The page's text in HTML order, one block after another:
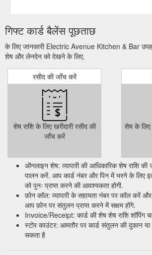
गिफ्ट कार्ड बैलेंस पूछताछ
के लिए जानकारी Electric Avenue Kitchen & Bar
शेष और लेनदेन को देखने के लिए.
रसीद की जाँच करें
शेष राशि के लिए खरीदारी रसीद की
जाँच करें
शेष के लिए
ऑनलाइन शेष: व्यापारी की आधिकारिक शेष राशि
पालन करें. आप कार्ड नंबर और पिन में भरने के लिए
को पुनः प्राप्त करने की आवश्यकता होगी.
फ़ोन कॉल: व्यापारी के सहायता नंबर पर कॉल करें
आप फ़ोन पर संतुलन प्राप्त करने में सक्षम होंगे.
Invoice/Receipt: कार्ड की शेष शेष राशि शॉपिंग
स्टोर काउंटर: आमतौर पर कार्ड संतुलन की दुकान
सकता है